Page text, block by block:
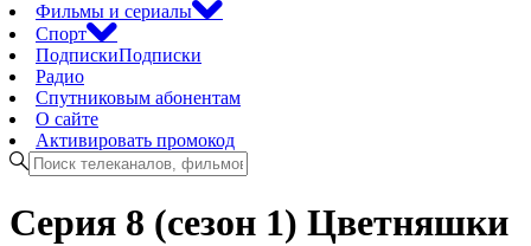
Фильмы и сериалы
Спорт
ПодпискиПодписки
Радио
Спутниковым абонентам
О сайте
Активировать промокод
Серия 8 (сезон 1) Цветняшки